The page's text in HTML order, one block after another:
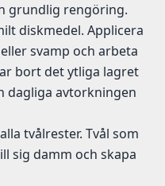
grundlig rengöring.
diskmedel. Applicera
svamp och arbeta
bort det ytliga lagret
dagliga avtorkningen
tvålrester. Tvål som
sig damm och skapa